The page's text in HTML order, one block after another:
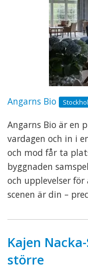
Angarns Bio
Angarns Bio är en
vardagen och in i
och mod får ta
byggnaden
och upplevelser
scenen är din –
Kajen
större